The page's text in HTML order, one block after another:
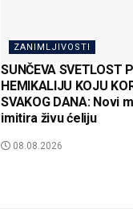
ZANIMLJIVOSTI
SUNČEVA SVETLOST
HEMIKALIJU KOJU
SVAKOG DANA: Novi
imitira živu ćeliju
08.08.2026